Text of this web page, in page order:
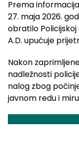
Prema
27. maja 2026.
obratilo
A.D. upućuje
Nakon
nadležnosti
nalog zbog
javnom redu i